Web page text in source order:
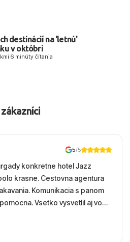
destinácií na 'letnú'
v októbri
6 minúty čítania
5/5
konkretne hotel Jazz
krasne. Cestovna agentura
Komunikacia s panom
Vsetko vysvetlil aj vo
sa ospravedlnujem. Hotel
prostredie, more,